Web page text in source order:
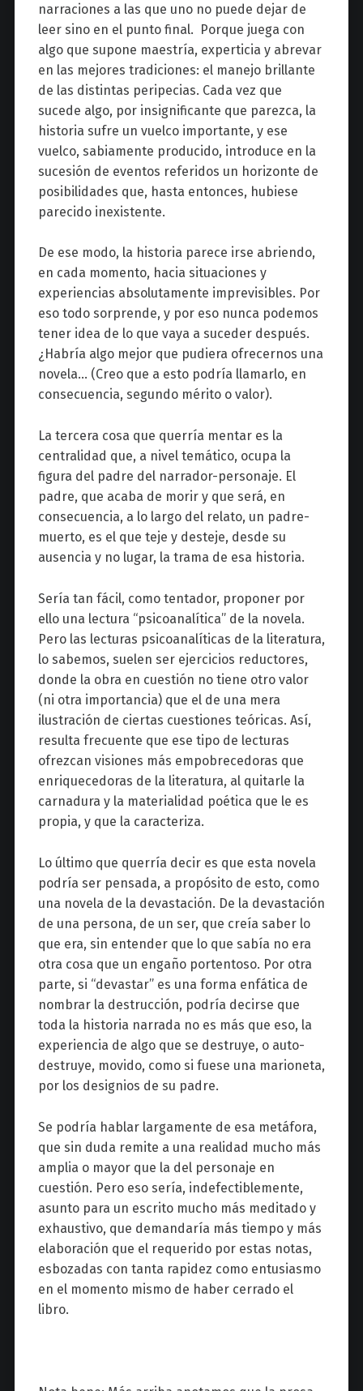
narraciones a las que uno no puede dejar de
leer sino en el punto final. Porque juega con
algo que supone maestría, experticia y abrevar
en las mejores tradiciones: el manejo brillante
de las distintas peripecias. Cada vez que
sucede algo, por insignificante que parezca, la
historia sufre un vuelco importante, y ese
vuelco, sabiamente producido, introduce en la
sucesión de eventos referidos un horizonte de
posibilidades que, hasta entonces, hubiese
parecido inexistente.
De ese modo, la historia parece irse abriendo,
en cada momento, hacia situaciones y
experiencias absolutamente imprevisibles. Por
eso todo sorprende, y por eso nunca podemos
tener idea de lo que vaya a suceder después.
¿Habría algo mejor que pudiera ofrecernos una
novela… (Creo que a esto podría llamarlo, en
consecuencia, segundo mérito o valor).
La tercera cosa que querría mentar es la
centralidad que, a nivel temático, ocupa la
figura del padre del narrador-personaje. El
padre, que acaba de morir y que será, en
consecuencia, a lo largo del relato, un padre-
muerto, es el que teje y desteje, desde su
ausencia y no lugar, la trama de esa historia.
Sería tan fácil, como tentador, proponer por
ello una lectura “psicoanalítica” de la novela.
Pero las lecturas psicoanalíticas de la literatura,
lo sabemos, suelen ser ejercicios reductores,
donde la obra en cuestión no tiene otro valor
(ni otra importancia) que el de una mera
ilustración de ciertas cuestiones teóricas. Así,
resulta frecuente que ese tipo de lecturas
ofrezcan visiones más empobrecedoras que
enriquecedoras de la literatura, al quitarle la
carnadura y la materialidad poética que le es
propia, y que la caracteriza.
Lo último que querría decir es que esta novela
podría ser pensada, a propósito de esto, como
una novela de la devastación. De la devastación
de una persona, de un ser, que creía saber lo
que era, sin entender que lo que sabía no era
otra cosa que un engaño portentoso. Por otra
parte, si “devastar” es una forma enfática de
nombrar la destrucción, podría decirse que
toda la historia narrada no es más que eso, la
experiencia de algo que se destruye, o auto-
destruye, movido, como si fuese una marioneta,
por los designios de su padre.
Se podría hablar largamente de esa metáfora,
que sin duda remite a una realidad mucho más
amplia o mayor que la del personaje en
cuestión. Pero eso sería, indefectiblemente,
asunto para un escrito mucho más meditado y
exhaustivo, que demandaría más tiempo y más
elaboración que el requerido por estas notas,
esbozadas con tanta rapidez como entusiasmo
en el momento mismo de haber cerrado el
libro.